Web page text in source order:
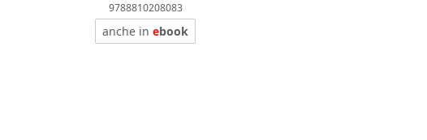
9788810208083
anche inebook